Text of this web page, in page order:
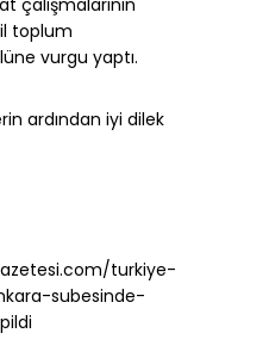
toplum
vurgu yaptı.
ardından iyi dilek
turkiye-
subesinde-